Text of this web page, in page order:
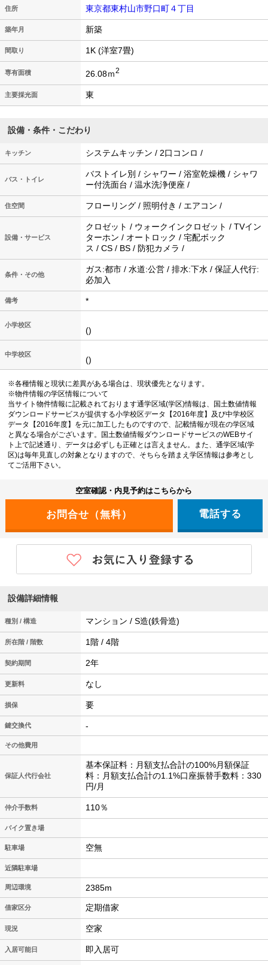
住所 東京都東村山市野口町４丁目
築年月 新築
間取り 1K (洋室7畳)
専有面積 26.08ｍ2
主要採光面 東
設備・条件・こだわり
キッチン システムキッチン / 2口コンロ /
バス・トイレ
バストイレ別 / シャワー / 浴室乾燥機 / シャワ
ー付洗面台 / 温水洗浄便座 /
住空間 フローリング / 照明付き / エアコン /
設備・サービス
クロゼット / ウォークインクロゼット / TVイン
ターホン / オートロック / 宅配ボック
ス / CS / BS / 防犯カメラ /
条件・その他
ガス:都市 / 水道:公営 / 排水:下水 / 保証人代行:
必加入
備考 *
小学校区
()
中学校区
()
※各種情報と現状に差異がある場合は、現状優先となります。
※物件情報の学区情報について
当サイト物件情報に記載されております通学区域(学区)情報は、国土数値情報
ダウンロードサービスが提供する小学校区データ【2016年度】及び中学校区
データ【2016年度】を元に加工したものですので、記載情報が現在の学区域
と異なる場合がございます。国土数値情報ダウンロードサービスのWEBサイ
ト上で記述通り、データは必ずしも正確とは言えません。また、通学区域(学
区)は毎年見直しの対象となりますので、そちらを踏まえ学区情報は参考とし
てご活用下さい。
空室確認・内見予約はこちらから
電話する
設備詳細情報
種別 / 構造 マンション / S造(鉄骨造)
所在階 / 階数 1階 / 4階
契約期間 2年
更新料 なし
損保 要
鍵交換代 -
その他費用
保証人代行会社
基本保証料：月額支払合計の100%月額保証
料：月額支払合計の1.1%口座振替手数料：330
円/月
仲介手数料 110％
バイク置き場
駐車場 空無
近隣駐車場
周辺環境 2385m
借家区分 定期借家
現況 空家
入居可能日 即入居可